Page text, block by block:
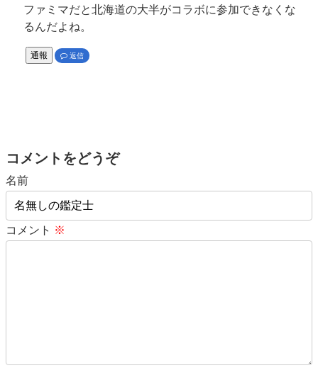
ファミマだと北海道の大半がコラボに参加できなくな
るんだよね。
通報 返信
コメントをどうぞ
名前
コメント ※